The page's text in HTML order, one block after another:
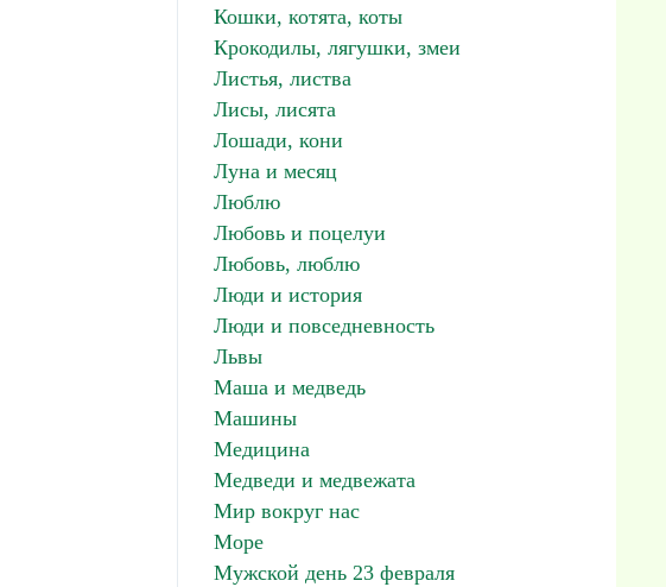
Кошки, котята, коты
Крокодилы, лягушки, змеи
Листья, листва
Лисы, лисята
Лошади, кони
Луна и месяц
Люблю
Любовь и поцелуи
Любовь, люблю
Люди и история
Люди и повседневность
Львы
Маша и медведь
Машины
Медицина
Медведи и медвежата
Мир вокруг нас
Море
Мужской день 23 февраля